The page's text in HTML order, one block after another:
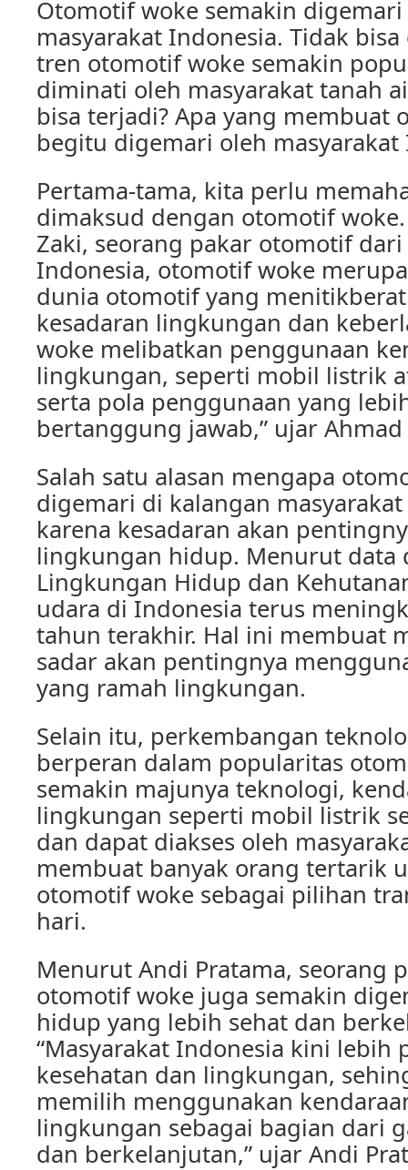
Otomotif woke semakin
masyarakat Indonesia. Tidak
tren otomotif woke semakin
diminati oleh masyarakat tanah
bisa terjadi? Apa yang membuat
begitu digemari oleh masyarakat
Pertama-tama, kita perlu
dimaksud dengan otomotif
Zaki, seorang pakar otomotif
Indonesia, otomotif woke
dunia otomotif yang
kesadaran lingkungan dan
woke melibatkan penggunaan
lingkungan, seperti mobil listrik
serta pola penggunaan yang
bertanggung jawab,” ujar Ahmad
Salah satu alasan mengapa
digemari di kalangan
karena kesadaran akan
lingkungan hidup. Menurut data
Lingkungan Hidup dan
udara di Indonesia terus
tahun terakhir. Hal ini membuat
sadar akan pentingnya
yang ramah lingkungan.
Selain itu, perkembangan
berperan dalam popularitas
semakin majunya teknologi,
lingkungan seperti mobil listrik
dan dapat diakses oleh
membuat banyak orang tertarik
otomotif woke sebagai pilihan
hari.
Menurut Andi Pratama, seorang
otomotif woke juga semakin
hidup yang lebih sehat dan
“Masyarakat Indonesia kini lebih
kesehatan dan lingkungan,
memilih menggunakan
lingkungan sebagai bagian dari
dan berkelanjutan,” ujar Andi